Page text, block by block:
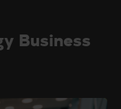
Business